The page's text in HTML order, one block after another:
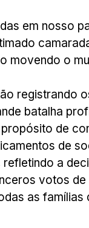
em nosso
movendo o
registrando
batalha
de
de
a
votos de
as famílias